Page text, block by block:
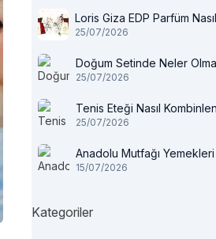
Loris Giza EDP Parfüm
Var?
25/07/2026
Doğum Setinde Neler
25/07/2026
Tenis Eteği Nasıl
25/07/2026
Anadolu Mutfağı
15/07/2026
Kategoriler